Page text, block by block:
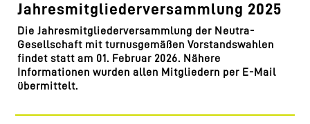
Jahresmitgliederversammlung 2025
Die Jahresmitgliederversammlung der Neutra-
Gesellschaft mit turnusgemäßen Vorstandswahlen
findet statt am 01. Februar 2026. Nähere
Informationen wurden allen Mitgliedern per E-Mail
übermittelt.